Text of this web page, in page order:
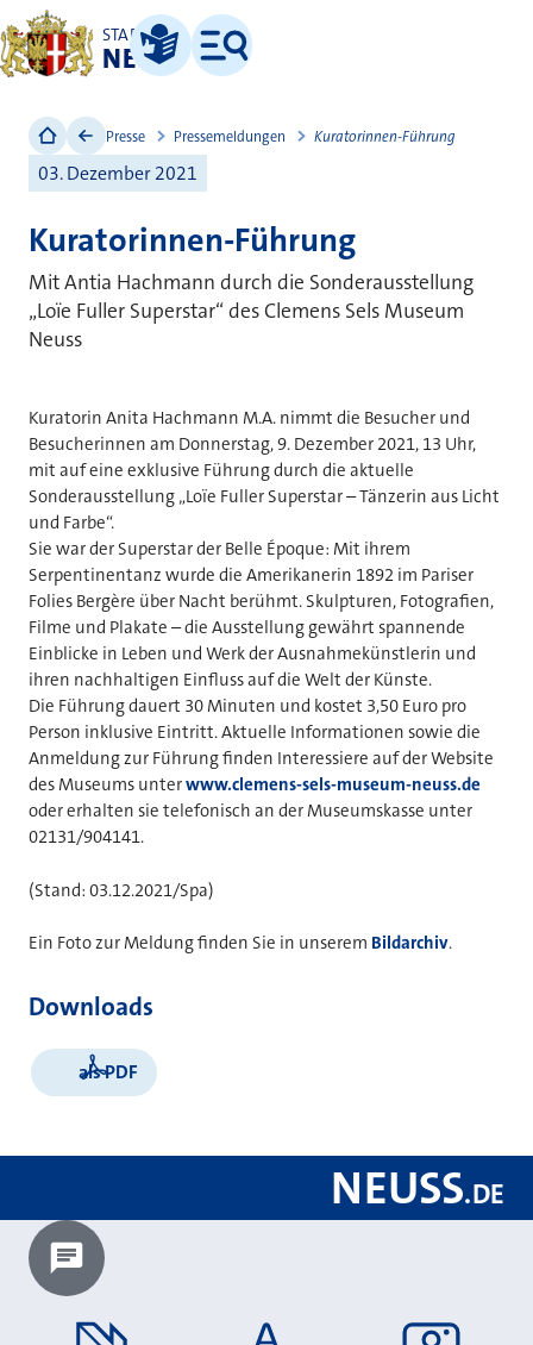
STADT
NEUSS
Leichte Sprache
Menü
Presse Pressemeldungen Kuratorinnen-Führung
03. Dezember 2021
Kuratorinnen-Führung
Mit Antia Hachmann durch die Sonderausstellung
„Loïe Fuller Superstar“ des Clemens Sels Museum
Neuss
Kuratorin Anita Hachmann M.A. nimmt die Besucher und
Besucherinnen am Donnerstag, 9. Dezember 2021, 13 Uhr,
mit auf eine exklusive Führung durch die aktuelle
Sonderausstellung „Loïe Fuller Superstar – Tänzerin aus Licht
und Farbe“.
Sie war der Superstar der Belle Époque: Mit ihrem
Serpentinentanz wurde die Amerikanerin 1892 im Pariser
Folies Bergère über Nacht berühmt. Skulpturen, Fotografien,
Filme und Plakate – die Ausstellung gewährt spannende
Einblicke in Leben und Werk der Ausnahmekünstlerin und
ihren nachhaltigen Einfluss auf die Welt der Künste.
Die Führung dauert 30 Minuten und kostet 3,50 Euro pro
Person inklusive Eintritt. Aktuelle Informationen sowie die
Anmeldung zur Führung finden Interessiere auf der Website
des Museums unterwww.clemens-sels-museum-neuss.de
oder erhalten sie telefonisch an der Museumskasse unter
02131/904141.
(Stand: 03.12.2021/Spa)
Ein Foto zur Meldung finden Sie in unserem Bildarchiv.
Downloads
als PDF
NEUSS.DE
Chatbot laden?